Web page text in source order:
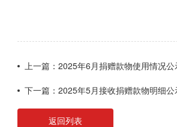
上一篇：2025年6月捐赠款物使用情况公
下一篇：2025年5月接收捐赠款物明细公
返回列表